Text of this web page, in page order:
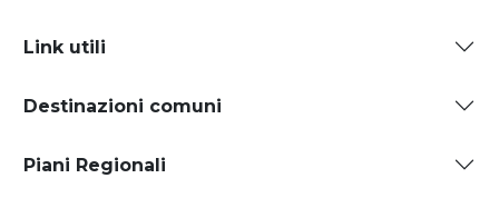
Link utili
Destinazioni comuni
Piani Regionali